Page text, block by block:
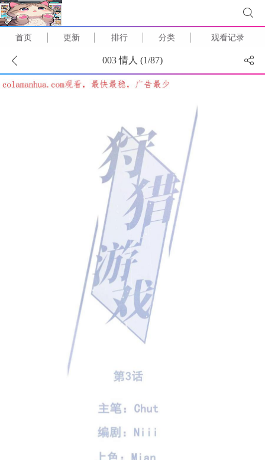
首页 更新 排行 分类 观看记录
003 情人 (1/87)